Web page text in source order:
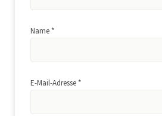
Name *
E-Mail-Adresse *